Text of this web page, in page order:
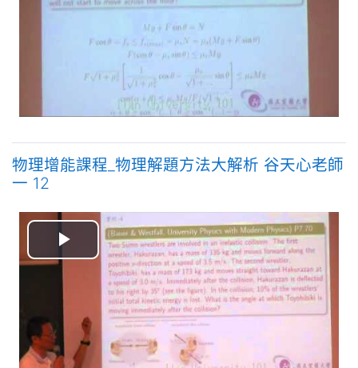
放
物理增能課程_物理解題方法大解析 谷天心老師
一 12
播
视